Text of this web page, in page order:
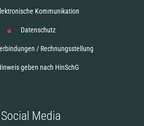
Kommunikation
Datenschutz
/ Rechnungsstellung
geben nach HinSchG
Social Media